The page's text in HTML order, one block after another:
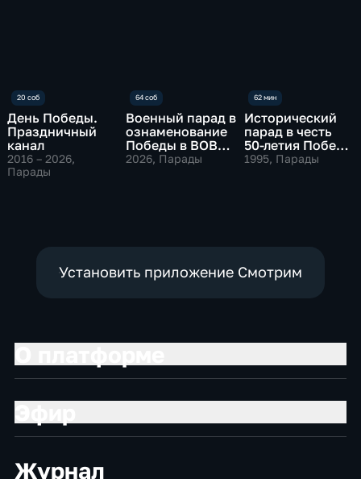
День Победы.
Праздничный
канал
2016 – 2026,
Парады
Военный парад в
ознаменование
Победы в ВОВ
1941-1945
2026, Парады
Исторический
парад в честь
50-летия Победы
в Великой
1995, Парады
Установить приложение Смотрим
Журнал